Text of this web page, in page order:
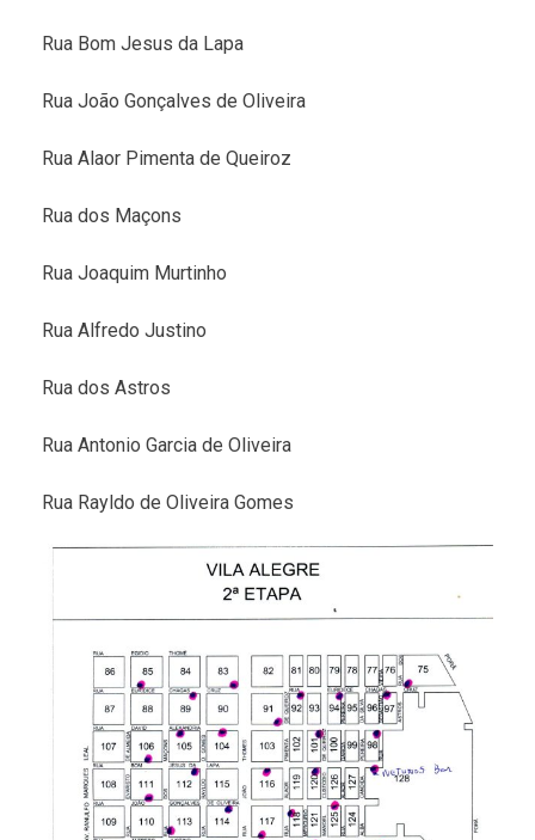
Rua Bom Jesus da Lapa
Rua João Gonçalves de Oliveira
Rua Alaor Pimenta de Queiroz
Rua dos Maçons
Rua Joaquim Murtinho
Rua Alfredo Justino
Rua dos Astros
Rua Antonio Garcia de Oliveira
Rua Rayldo de Oliveira Gomes